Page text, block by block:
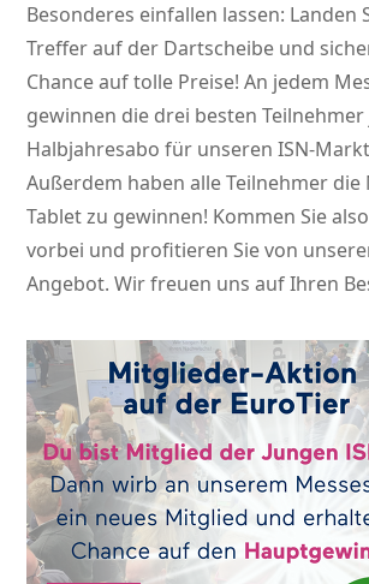
Besonderes einfallen lassen: Landen
Treffer auf der Dartscheibe und
Chance auf tolle Preise! An jedem
gewinnen die drei besten Teilnehmer
Halbjahresabo für unseren ISN-
Außerdem haben alle Teilnehmer
Tablet zu gewinnen! Kommen Sie
vorbei und profitieren Sie von
Angebot. Wir freuen uns auf Ihren